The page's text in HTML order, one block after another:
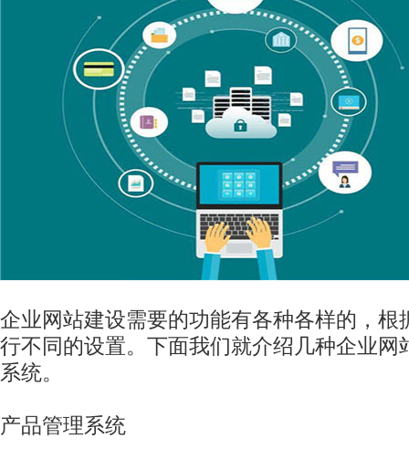
企业网站建设需要的功能有各种各样的，根
行不同的设置。下面我们就介绍几种企业网
系统。
产品管理系统